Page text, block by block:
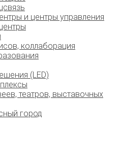
и центры управления
коллаборация
(LED)
театров, выставочных
город